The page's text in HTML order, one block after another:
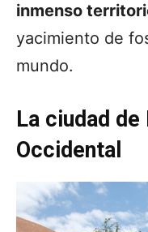
inmenso
yacimiento de
mundo.
La ciudad de
Occidental